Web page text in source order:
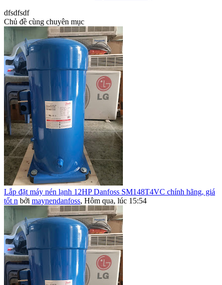
dfsdfsdf
Chủ đề cùng chuyên mục
Lắp đặt máy nén lạnh 12HP Danfoss SM148T4VC chính hãng, giá
tốt n bởi maynendanfoss, Hôm qua, lúc 15:54